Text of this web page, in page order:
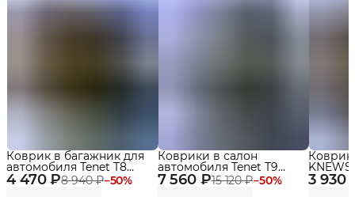
4 470 ₽8 940 ₽−50%
Коврик в багажник для
автомобиля Tenet T8
(2018-2022) 7 560 ₽15 120 ₽−50%
Коврики в салон
автомобиля Tenet T9
(2024-2025) Premium с
бортиками Эва, Eva
3 930
Коврик